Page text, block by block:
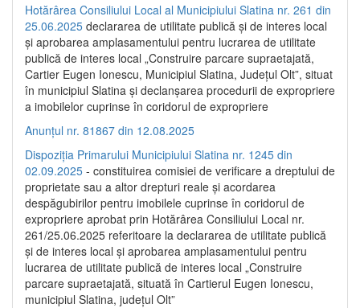
Hotărârea Consiliului Local al Municipiului Slatina nr. 261 din
25.06.2025 declararea de utilitate publică și de interes local
și aprobarea amplasamentului pentru lucrarea de utilitate
publică de interes local „Construire parcare supraetajată,
Cartier Eugen Ionescu, Municipiul Slatina, Județul Olt”, situat
în municipiul Slatina și declanșarea procedurii de expropriere
a imobilelor cuprinse în coridorul de expropriere
Anunțul nr. 81867 din 12.08.2025
Dispoziția Primarului Municipiului Slatina nr. 1245 din
02.09.2025 - constituirea comisiei de verificare a dreptului de
proprietate sau a altor drepturi reale și acordarea
despăgubirilor pentru imobilele cuprinse în coridorul de
expropriere aprobat prin Hotărârea Consiliului Local nr.
261/25.06.2025 referitoare la declararea de utilitate publică
și de interes local și aprobarea amplasamentului pentru
lucrarea de utilitate publică de interes local „Construire
parcare supraetajată, situată în Cartierul Eugen Ionescu,
municipiul Slatina, județul Olt”